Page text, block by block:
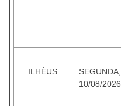
ILHÉUS
SEGUNDA,
10/08/2026